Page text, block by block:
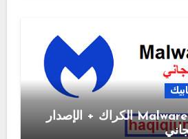
Malwarebytes 5.5.7.255 الكراك + الإصدار